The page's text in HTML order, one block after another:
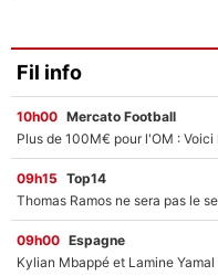
Fil info
10h00 Mercato Football
09h15 Top14
09h00 Espagne